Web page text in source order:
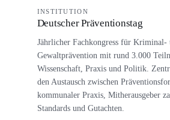
INSTITUTION
Deutscher Präventionstag
Jährlicher Fachkongress für Kriminal-
Gewaltprävention mit rund 3.000
Wissenschaft, Praxis und Politik.
den Austausch zwischen
kommunaler Praxis, Mitherausgeber
Standards und Gutachten.